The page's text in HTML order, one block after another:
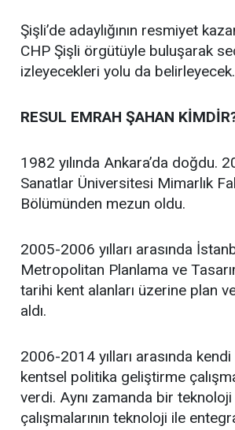
Şişli’de adaylığının resmiyet
CHP Şişli örgütüyle buluşarak
izleyecekleri yolu da belirleyecek.
RESUL EMRAH ŞAHAN
1982 yılında Ankara’da doğdu.
Sanatlar Üniversitesi Mimarlık
Bölümünden mezun oldu.
2005-2006 yılları arasında
Metropolitan Planlama ve
tarihi kent alanları üzerine plan
aldı.
2006-2014 yılları arasında
kentsel politika geliştirme
verdi. Aynı zamanda bir
çalışmalarının teknoloji ile